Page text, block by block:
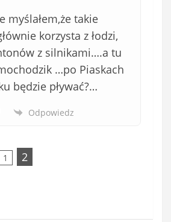
myślałem,że takie
korzysta z łodzi,
z silnikami….a tu
…po Piaskach
będzie pływać?…
Odpowiedz
1 2